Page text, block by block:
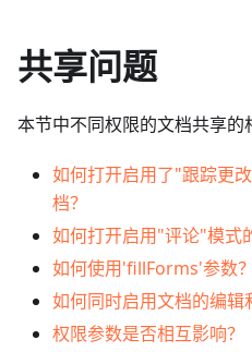
共享问题
本节中不同权限的文档共享的
如何打开启用了"跟踪更
档？
如何打开启用"评论"模式
如何使用'fillForms'参数？
如何同时启用文档的编辑
权限参数是否相互影响？